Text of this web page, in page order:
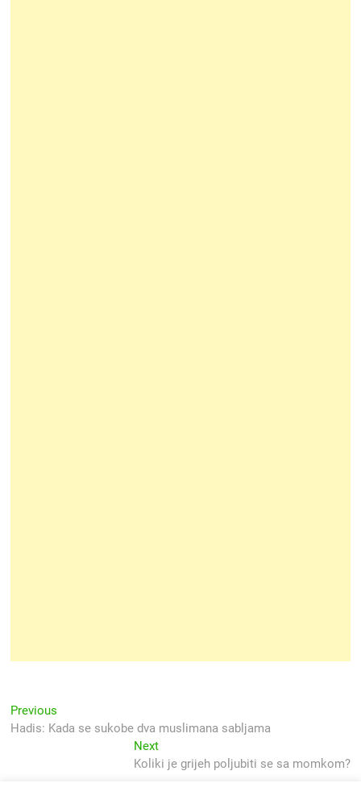
Navigacija
objava
Previous
post:
Hadis: Kada se sukobe dva muslimana sabljama
NextNext
post:
Koliki je grijeh poljubiti se sa momkom?